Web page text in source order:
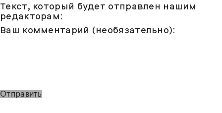
Текст, который будет отправлен нашим
редакторам:
Ваш комментарий (необязательно):
Отправить